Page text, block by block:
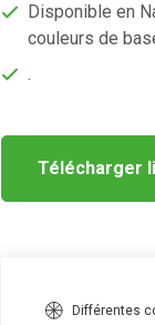
Disponible en
couleurs de
.
Télécharger
Différentes